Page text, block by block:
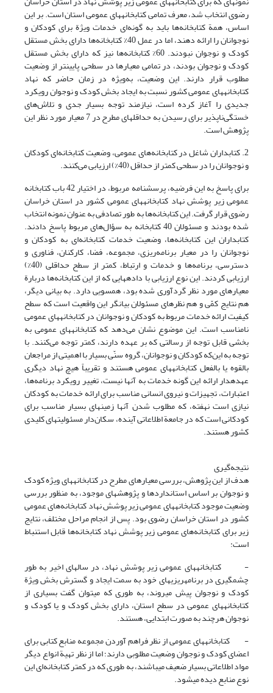
رضوی انتخاب شد، معرف تمامی کتابخانه‎های ‎عمومی استان است. بر این
اساس، همة کتابخانه‌ها باید به گونه‌ای خدمات ویژة برای کودکان و
نوجوانان را ارائه دهند، اما در عمل 40% کتابخانه‌ها دارای بخش مستقل
کودک و نوجوان نبودند. 60% کتابخانه‌ها نیز که دارای بخش مستقل
کودک و نوجوان بودند، در تمامی معیارها در سطحی پایین­تر از وضعیت
مطلوب قرار دارند. این وضعیت، به‌ویژه در زمان حاضر که نهاد
کتابخانه‎های ‎عمومی کشور نسبت به ایجاد بخش کودک و نوجوان رویکرد
جدیدی را آغاز کرده است، نیازمند توجه بسیار جدی و تلاش‌های
خستگی‌ناپذیر برای رسیدن به حداقل‎های ‎مطرح در 7 معیار مورد نظر این
پژوهش است.
2. کتابداران شاغل در کتابخانه‌های عمومی، وضعیت کتابخانه‌ای کودکان
و نوجوانان را در سطحی کمتر از حداقل (40%) ارزیابی می‌کنند.
برای پاسخ به این فرضیه، پرسشنامه مربوط، در اختیار 42 باب کتابخانه
‎عمومی زیر پوشش نهاد کتابخانه‎های ‎عمومی کشور در استان خراسان
رضوی قرار گرفت. این کتابخانه‌ها به طور تصادفی به عنوان نمونه انتخاب
شده بودند و مسئولان 40 کتابخانه به سؤال‌های مربوط پاسخ دادند.
کتابداران این کتابخانه‌ها، وضعیت خدمات کتابخانه‌ای به کودکان و
نوجوانان را در معیار برنامه‌ریزی، مجموعه، فضا، کارکنان، فناوری و
دسترسی، برنامه‌ها و خدمات و ارتباط، کمتر از سطح حداقلی (40%)
ارزیابی کردند. این نوع ارزیابی با داده‎هایی ‎که از این کتابخانه‌ها دربارة
معیارهای مورد نظر گردآوری شده بود، همسویی دارد. به بیانی دیگر،
هم نتایج ‎کمّی و هم نظرهای مسئولان بیانگر این واقعیت است که سطح
کیفیت ارائه خدمات مربوط به کودکان و نوجوانان در کتابخانه‎های ‎عمومی
نامناسب است. این موضوع نشان می‌دهد که کتابخانه‎های ‎عمومی به
بخشی قابل توجه از رسالتی که بر عهده دارند، کمتر توجه می‌کنند. با
توجه به این‌که کودکان و نوجوانان، گروه سنّی بسیار با اهمیتی از مراجعان
بالقوه یا بالفعل کتابخانه‎های ‎عمومی هستند و تقریباً هیچ نهاد دیگری
عهده­دار ارائه این گونه خدمات به آنها نیست، تغییر رویکرد برنامه‌ها،
اعتبارات، تجهیزات و نیروی انسانی مناسب برای ارائه خدمات به کودکان
نیازی است نهفته، که مطلوب شدن آنها زمینه­ای بسیار مناسب برای
کودکانی است که در جامعة اطلاعاتی آینده، سکان‌دار مسئولیت‎های ‎کلیدی
کشور هستند.
نتیجه‌گیری
هدف از این پژوهش، بررسی معیارهای مطرح در کتابخانه‎های ویژه ‎کودک
و نوجوان بر اساس استانداردها و پژوهش‎های ‎موجود، به منظور بررسی
وضعیت موجود کتابخانه‎های ‎عمومی زیر پوشش نهاد کتابخانه‌های عمومی
کشور در استان خراسان رضوی بود. پس از انجام مراحل مختلف، نتایج
زیر برای کتابخانه‌های عمومی زیر پوشش نهاد کتابخانه‌ها قابل استنباط
است:
- کتابخانه‎های ‎عمومی زیر پوشش نهاد، در سال‎های ‎اخیر به طور
چشمگیری در برنامه­ریزی‎های ‎خود به سمت ایجاد و گسترش بخش ویژة
کودک و نوجوان پیش می‎روند، به طوری که می‎توان گفت بسیاری از
کتابخانه‎های ‎عمومی در سطح استان، دارای بخش کودک و یا کودک و
نوجوان هرچند به صورت ابتدایی، ‎هستند.
- کتابخانه‎های ‎عمومی از نظر فراهم آوردن مجموعه منابع کتابی برای
اعضای کودک و نوجوان وضعیت مطلوبی دارند؛ اما از نظر تهیة انواع دیگر
‎مواد اطلاعاتی بسیار ضعیف می‎باشند، به طوری که در کمتر کتابخانه‌ای این
نوع منابع دیده می‎شود.